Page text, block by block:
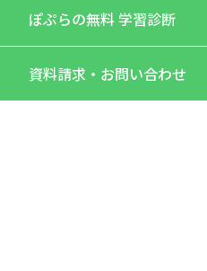
ぽぷらの無料 学習診断
資料請求・ お問い合わせ